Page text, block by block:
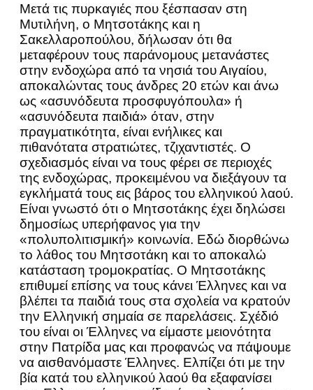
Μετά τις πυρκαγιές που ξέσπασαν στη
Μυτιλήνη, ο Μητσοτάκης και η
Σακελλαροπούλου, δήλωσαν ότι θα
μεταφέρουν τους παράνομους μετανάστες
στην ενδοχώρα από τα νησιά του Αιγαίου,
αποκαλώντας τους άνδρες 20 ετών και άνω
ως «ασυνόδευτα προσφυγόπουλα» ή
«ασυνόδευτα παιδιά» όταν, στην
πραγματικότητα, είναι ενήλικες και
πιθανότατα στρατιώτες, τζιχαντιστές. Ο
σχεδιασμός είναι να τους φέρει σε περιοχές
της ενδοχώρας, προκειμένου να διεξάγουν τα
εγκλήματά τους εις βάρος του ελληνικού λαού.
Είναι γνωστό ότι ο Μητσοτάκης έχει δηλώσει
δημοσίως υπερήφανος για την
«πολυπολιτισμική» κοινωνία. Εδώ διορθώνω
το λάθος του Μητσοτάκη και το αποκαλώ
κατάσταση τρομοκρατίας. Ο Μητσοτάκης
επιθυμεί επίσης να τους κάνει Έλληνες και να
βλέπει τα παιδιά τους στα σχολεία να κρατούν
την Ελληνική σημαία σε παρελάσεις. Σχέδιό
του είναι οι Έλληνες να είμαστε μειονότητα
στην Πατρίδα μας και προφανώς να πάψουμε
να αισθανόμαστε Έλληνες. Ελπίζει ότι με την
βία κατά του ελληνικού λαού θα εξαφανίσει